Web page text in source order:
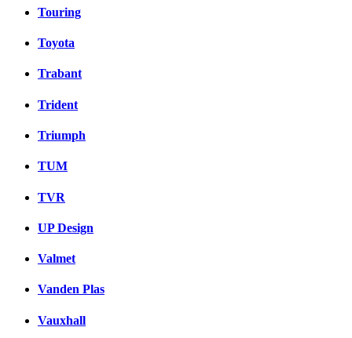
Touring
Toyota
Trabant
Trident
Triumph
TUM
TVR
UP Design
Valmet
Vanden Plas
Vauxhall